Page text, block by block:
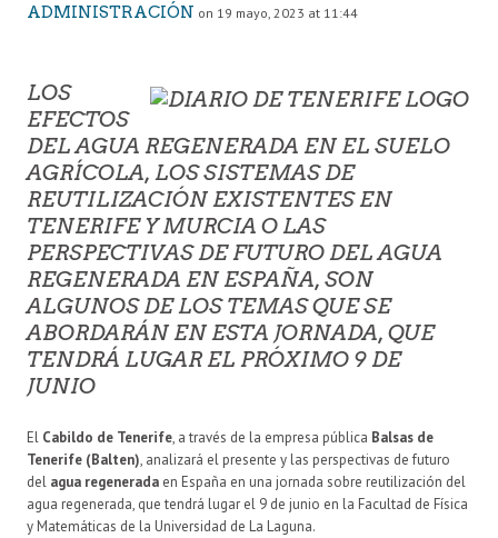
ADMINISTRACIÓN on 19 mayo, 2023 at 11:44
LOS
EFECTOS
DEL AGUA REGENERADA EN EL SUELO
AGRÍCOLA, LOS SISTEMAS DE
REUTILIZACIÓN EXISTENTES EN
TENERIFE Y MURCIA O LAS
PERSPECTIVAS DE FUTURO DEL AGUA
REGENERADA EN ESPAÑA, SON
ALGUNOS DE LOS TEMAS QUE SE
ABORDARÁN EN ESTA JORNADA, QUE
TENDRÁ LUGAR EL PRÓXIMO 9 DE
JUNIO
El Cabildo de Tenerife, a través de la empresa pública Balsas de
Tenerife (Balten), analizará el presente y las perspectivas de futuro
del agua regenerada en España en una jornada sobre reutilización del
agua regenerada, que tendrá lugar el 9 de junio en la Facultad de Física
y Matemáticas de la Universidad de La Laguna.